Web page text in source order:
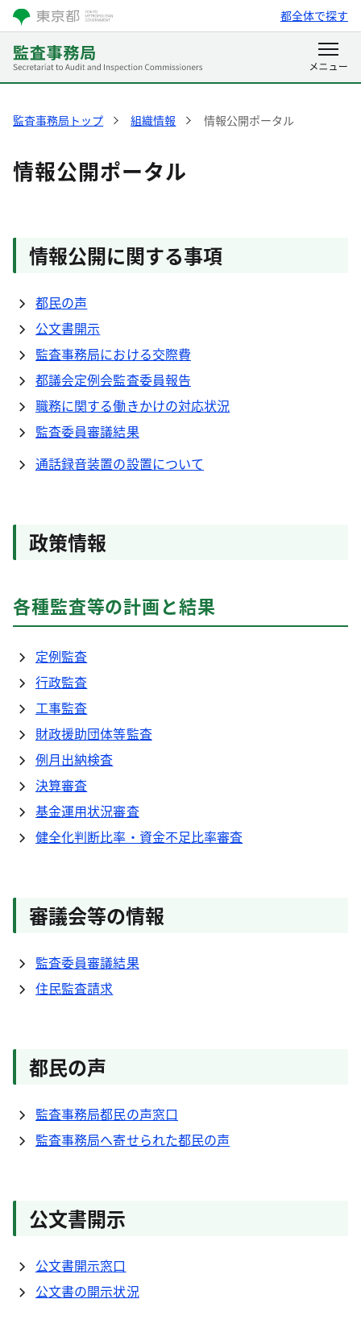
都全体で探す
監査事務局トップ 組織情報 情報公開ポータル
情報公開ポータル
情報公開に関する事項
都民の声
公文書開示
監査事務局における交際費
都議会定例会監査委員報告
職務に関する働きかけの対応状況
監査委員審議結果
通話録音装置の設置について
政策情報
各種監査等の計画と結果
定例監査
行政監査
工事監査
財政援助団体等監査
例月出納検査
決算審査
基金運用状況審査
健全化判断比率・資金不足比率審査
審議会等の情報
監査委員審議結果
住民監査請求
都民の声
監査事務局都民の声窓口
監査事務局へ寄せられた都民の声
公文書開示
公文書開示窓口
公文書の開示状況